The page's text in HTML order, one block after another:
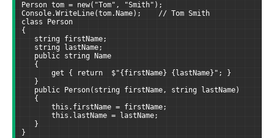
Person tom = new("Tom", "Smith");
Console.WriteLine(tom.Name);    // Tom Smith
class Person
{
string firstName;
string lastName;
public string Name
{
get { return  $"{firstName} {lastName}"; }
}
public Person(string firstName, string lastName)
{
this.firstName = firstName;
this.lastName = lastName;
}
}